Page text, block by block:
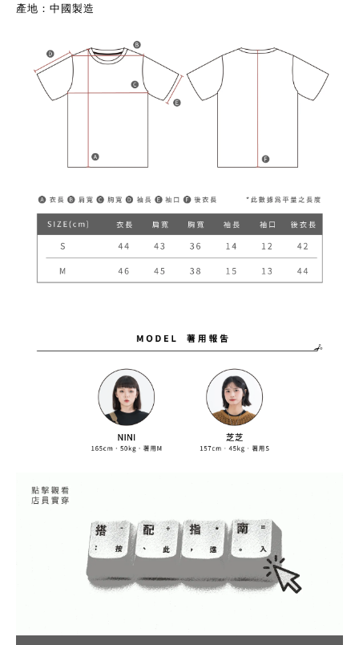
產地：中國製造